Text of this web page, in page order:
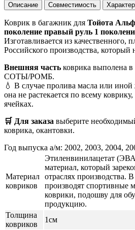
Описание Совместимость
Коврик в багажник для Тойота
поколение правый руль 1
Изготавливается из качественного,
Российского производства, который
Внешняя часть коврика выполена
СОТЫ/РОМБ.
💧 В случае пролива масла или
она не растекается по всему
ячейках.
🛒 Для заказа выберите
коврика, окантовки.
Год выпуска а/м: 2002, 2003, 2004,
Материал
ковриков
Этиленвинилацетат
материал, который
отраслях производства.
производят спортивные
коврики, подошву для
продукцию.
Толщина
ковриков
1см